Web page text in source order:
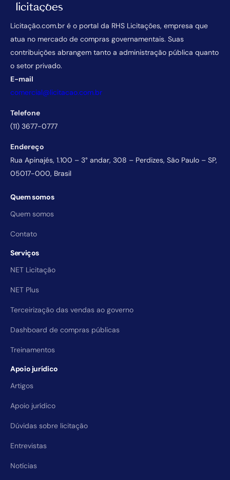
Licitação.com.br é o portal da RHS Licitações, empresa que
atua no mercado de compras governamentais. Suas
contribuições abrangem tanto a administração pública quanto
o setor privado.
E-mail
comercial@licitacao.com.br
Telefone
(11) 3677-0777
Endereço
Rua Apinajés, 1.100 – 3° andar, 308 – Perdizes, São Paulo – SP,
05017-000, Brasil
Quem somos
Quem somos
Contato
Serviços
NET Licitação
NET Plus
Terceirização das vendas ao governo
Dashboard de compras públicas
Treinamentos
Apoio jurídico
Artigos
Apoio jurídico
Dúvidas sobre licitação
Entrevistas
Notícias